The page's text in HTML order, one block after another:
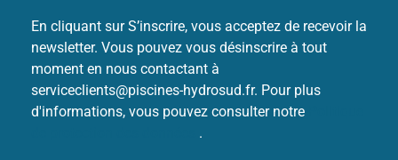
En cliquant sur S’inscrire, vous acceptez de recevoir la
newsletter. Vous pouvez vous désinscrire à tout
moment en nous contactant à
serviceclients@piscines-hydrosud.fr. Pour plus
d'informations, vous pouvez consulter notre
.